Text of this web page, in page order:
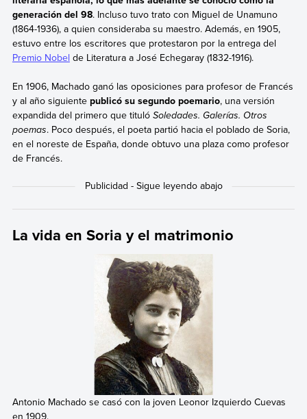
generación del 98. Incluso tuvo trato con Miguel de Unamuno
(1864-1936), a quien consideraba su maestro. Además, en 1905,
estuvo entre los escritores que protestaron por la entrega del
Premio Nobel de Literatura a José Echegaray (1832-1916).
En 1906, Machado ganó las oposiciones para profesor de Francés
y al año siguiente publicó su segundo poemario, una versión
expandida del primero que tituló Soledades. Galerías. Otros
poemas. Poco después, el poeta partió hacia el poblado de Soria,
en el noreste de España, donde obtuvo una plaza como profesor
de Francés.
La vida en Soria y el matrimonio
Antonio Machado se casó con la joven Leonor Izquierdo Cuevas